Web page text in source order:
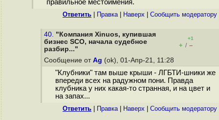
правильное местоимения.
Ответить Правка| Наверх Cообщить модератору
40. "Компания Xinuos, купившая
бизнес SCO, начала судебное
разбир..."
+1
+ / –
Сообщение от Ag (ok), 01-Апр-21, 11:28
"Клубники" там выше крыши - ЛГБТИ-шники же
впереди всех на радужном пони. Правда
клубника у них какая-то странная, и на цвет и
на запах...
Ответить Правка| Наверх Cообщить модератору